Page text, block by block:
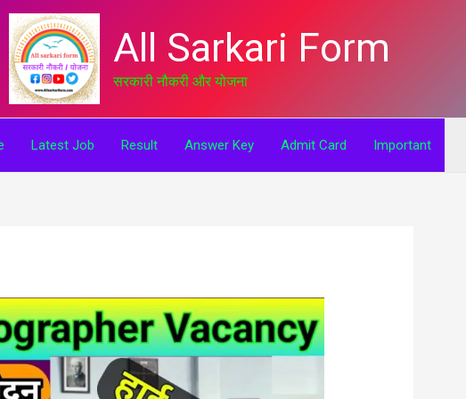
All Sarkari Form
सरकारी नौकरी और योजना
Latest Job Result Answer Key Admit Card Important